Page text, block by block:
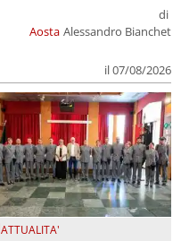
Aosta
di
Alessandro Bianchet
il 07/08/2026
ATTUALITA'